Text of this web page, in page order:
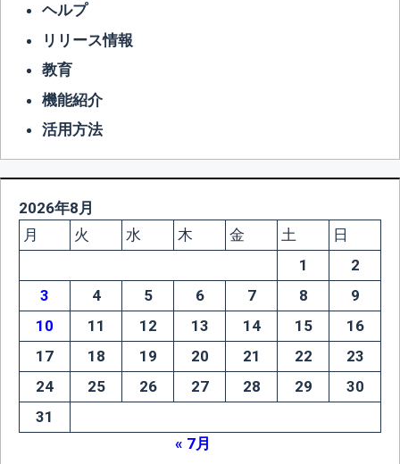
ヘルプ
リリース情報
教育
機能紹介
活用方法
2026年8月
月
火 水 木 金 土
日
1
2
3
4 5 6 7 8
9
10
11 12 13 14 15
16
17
18 19 20 21 22
23
24
25 26 27 28 29
30
31
« 7月